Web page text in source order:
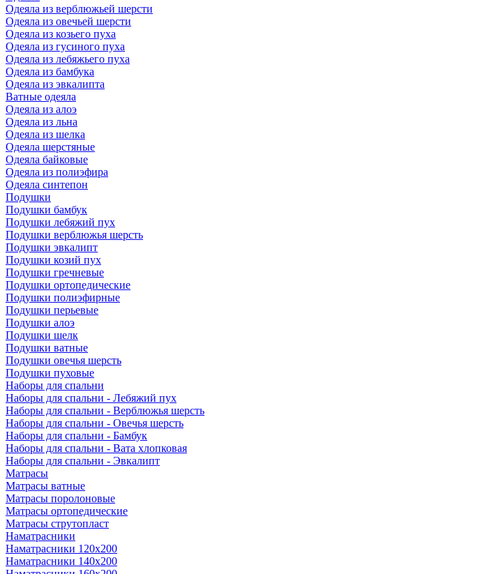
Одеяла из верблюжьей шерсти
Одеяла из овечьей шерсти
Одеяла из козьего пуха
Одеяла из гусиного пуха
Одеяла из лебяжьего пуха
Одеяла из бамбука
Одеяла из эвкалипта
Ватные одеяла
Одеяла из алоэ
Одеяла из льна
Одеяла из шелка
Одеяла шерстяные
Одеяла байковые
Одеяла из полиэфира
Одеяла синтепон
Подушки
Подушки бамбук
Подушки лебяжий пух
Подушки верблюжья шерсть
Подушки эвкалипт
Подушки козий пух
Подушки гречневые
Подушки ортопедические
Подушки полиэфирные
Подушки перьевые
Подушки алоэ
Подушки шелк
Подушки ватные
Подушки овечья шерсть
Подушки пуховые
Наборы для спальни
Наборы для спальни - Лебяжий пух
Наборы для спальни - Верблюжья шерсть
Наборы для спальни - Овечья шерсть
Наборы для спальни - Бамбук
Наборы для спальни - Вата хлопковая
Наборы для спальни - Эвкалипт
Матрасы
Матрасы ватные
Матрасы поролоновые
Матрасы ортопедические
Матрасы струтопласт
Наматрасники
Наматрасники 120х200
Наматрасники 140х200